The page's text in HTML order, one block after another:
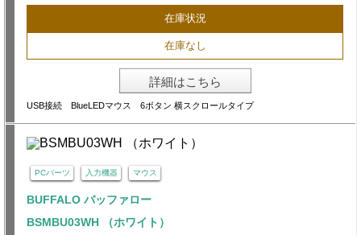
在庫状況
在庫なし
詳細はこちら
USB接続 BlueLEDマウス 6ボタン 横スクロールタイプ
PCパーツ 入力機器 マウス
BUFFALO バッファロー
BSMBU03WH （ホワイト）